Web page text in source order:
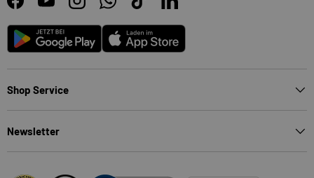
FacebookYouTubeInstagramWhatsAppTikTokLinkedIn
Android App Store
Shop Service
Newsletter